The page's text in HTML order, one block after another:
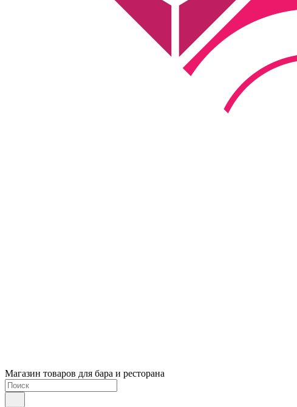
Магазин товаров для бара и ресторана